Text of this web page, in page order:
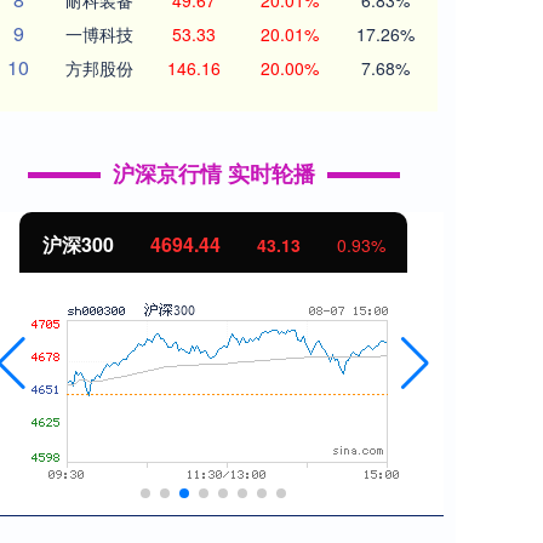
9 一博科技 53.33 20.01% 17.26%
10 方邦股份 146.16 20.00% 7.68%
沪深京行情 实时轮播
沪深300 4694.44 43.13 0.93%